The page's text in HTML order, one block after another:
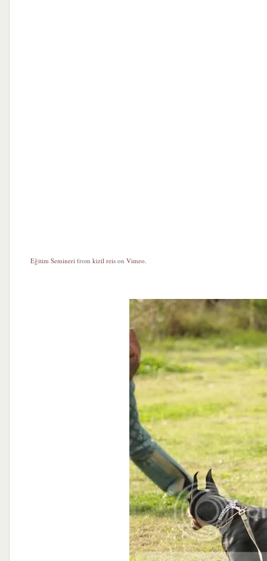
Eğitim Semineri from kizil reis on Vimeo.